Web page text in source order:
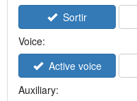
Sortir
Voice:
Active voice
Auxiliary: